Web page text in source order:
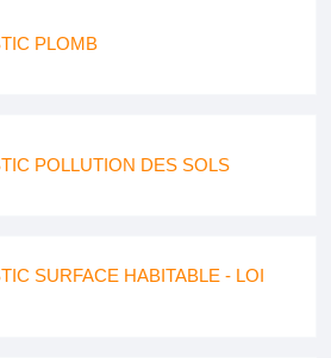
PLOMB
POLLUTION DES SOLS
SURFACE HABITABLE - LOI